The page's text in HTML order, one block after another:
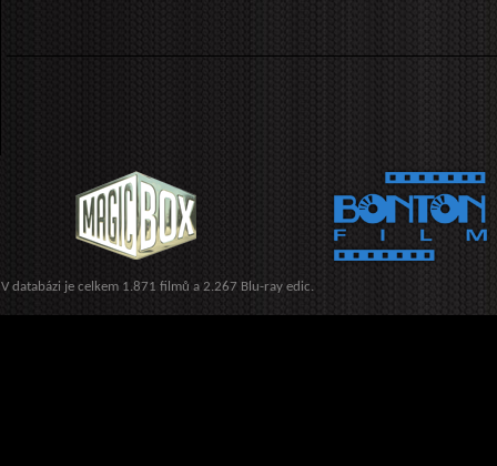
V databázi je celkem 1.871 filmů a 2.267 Blu-ray edic.